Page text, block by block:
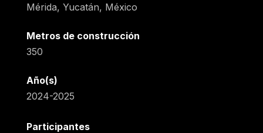
Mérida, Yucatán, México
Metros de construcción
350
Año(s)
2024-2025
Participantes